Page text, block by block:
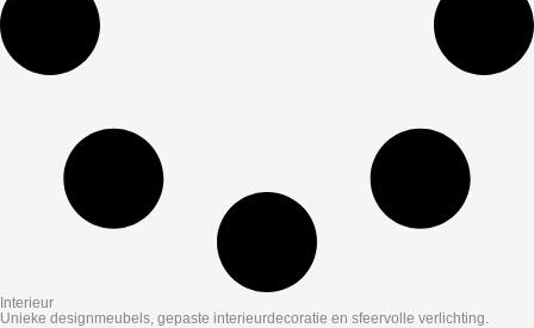
Interieur
Unieke designmeubels, gepaste interieurdecoratie en sfeervolle verlichting.